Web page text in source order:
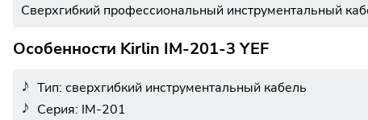
Сверхгибкий профессиональный инструментальный
Особенности Kirlin IM-201-3 YEF
Тип: сверхгибкий инструментальный кабель
Серия: IM-201